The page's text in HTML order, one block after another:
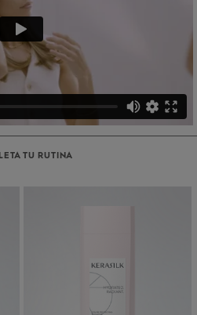
TU RUTINA